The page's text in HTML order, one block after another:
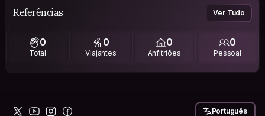
Referências Ver Tudo
0
Total
0
Viajantes
0
Anfitriões
0
Pessoal
Português